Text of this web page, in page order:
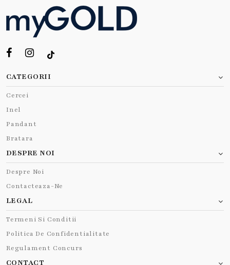
CATEGORII
Cercei
Inel
Pandant
Bratara
DESPRE NOI
Despre Noi
Contacteaza-Ne
LEGAL
Termeni Si Conditii
Politica De Confidentialitate
Regulament Concurs
CONTACT